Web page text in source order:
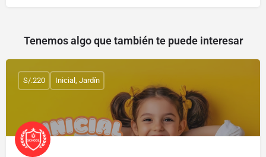
Tenemos algo que también te puede interesar
S/.220 Inicial, Jardín